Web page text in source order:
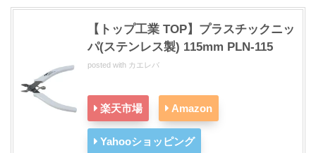
【トップ工業 TOP】プラスチックニッ
パ(ステンレス製) 115mm PLN-115
posted with カエレバ
楽天市場 Amazon
Yahooショッピング